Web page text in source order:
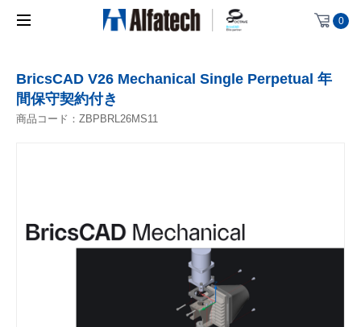
0
BricsCAD V26 Mechanical Single Perpetual 年
間保守契約付き
商品コード： ZBPBRL26MS11